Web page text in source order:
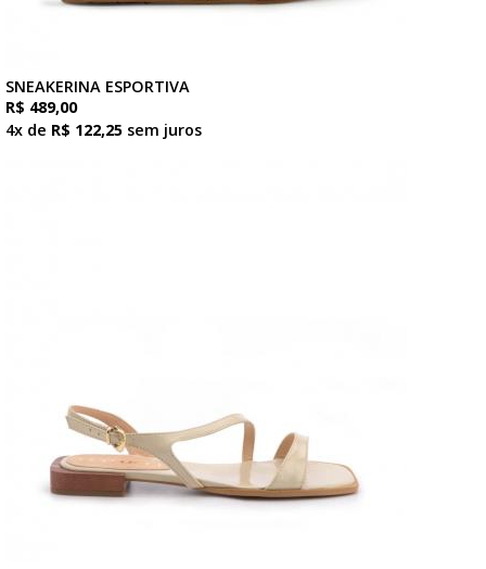
SNEAKERINA ESPORTIVA
R$ 489,00
4x de R$ 122,25 sem juros